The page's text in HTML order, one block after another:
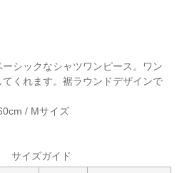
シックなシャツワンピース。ワン
くれます。裾ラウンドデザインで
/ Mサイズ
サイズガイド